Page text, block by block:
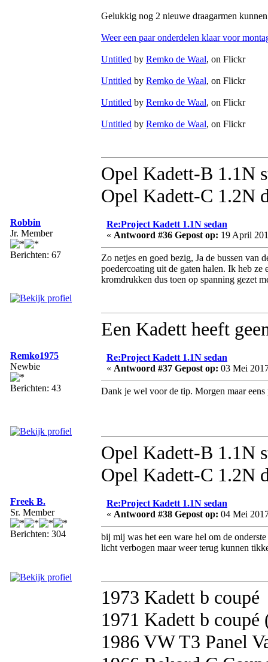
Gelukkig nog 2 nieuwe draagarmen
Weer een paar onderdelen klaar voor
Untitled by Remko de Waal, on Flickr
Untitled by Remko de Waal, on Flickr
Untitled by Remko de Waal, on Flickr
Untitled by Remko de Waal, on Flickr
Opel Kadett-B 1.1N
Opel Kadett-C 1.2N
Robbin
Jr. Member
Berichten: 67
Re:Project Kadett 1.1N sedan
« Antwoord #36 Gepost op: 19 April
Zo netjes en goed bezig, Ja de bussen van
poedercoating uit de gaten halen. Ik heb ze
kromdrukken dus toen op spanning gezet
Een Kadett heeft
Remko1975
Newbie
Berichten: 43
Re:Project Kadett 1.1N sedan
« Antwoord #37 Gepost op: 03 Mei
Dank je wel voor de tip. Morgen maar eens
Opel Kadett-B 1.1N
Opel Kadett-C 1.2N
Freek B.
Sr. Member
Berichten: 304
Re:Project Kadett 1.1N sedan
« Antwoord #38 Gepost op: 04 Mei
bij mij was het een ware hel om de
licht verbogen maar weer terug kunnen
1973 Kadett b coupé
1971 Kadett b
1986 VW T3 Panel